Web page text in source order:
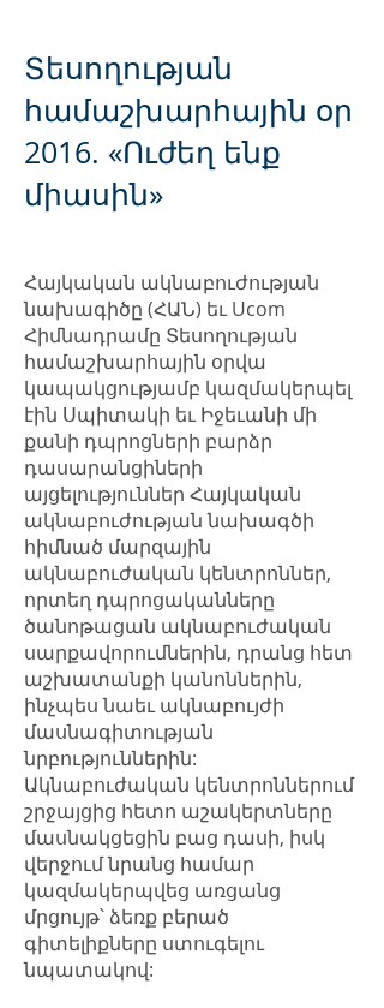
Տեսողության
համաշխարհային օր
2016. «Ուժեղ ենք
միասին»
Հայկական ակնաբուժության
նախագիծը (ՀԱՆ) եւ Ucom
Հիմնադրամը Տեսողության
համաշխարհային օրվա
կապակցությամբ կազմակերպել
էին Սպիտակի եւ Իջեւանի մի
քանի դպրոցների բարձր
դասարանցիների
այցելություններ Հայկական
ակնաբուժության նախագծի
հիմնած մարզային
ակնաբուժական կենտրոններ,
որտեղ դպրոցականները
ծանոթացան ակնաբուժական
սարքավորումներին, դրանց հետ
աշխատանքի կանոններին,
ինչպես նաեւ ակնաբույժի
մասնագիտության
նրբություններին:
Ակնաբուժական կենտրոններում
շրջայցից հետո աշակերտները
մասնակցեցին բաց դասի, իսկ
վերջում նրանց համար
կազմակերպվեց առցանց
մրցույթ՝ ձեռք բերած
գիտելիքները ստուգելու
նպատակով: